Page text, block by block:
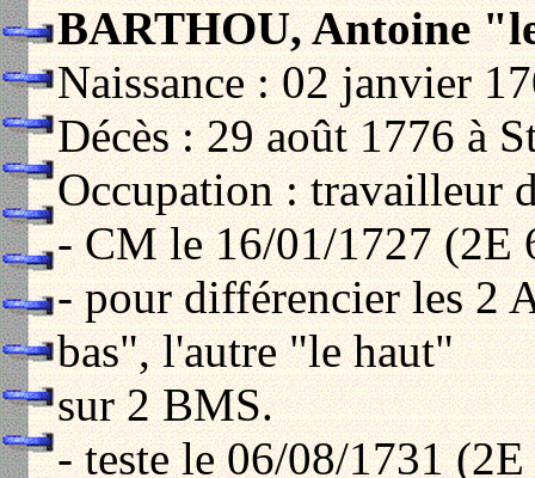
BARTHOU, Antoine
Naissance : 02 janvier
Décès : 29 août 1776 à
Occupation : travailleur
- CM le 16/01/1727 (2E
- pour différencier les 2
bas", l'autre "le haut"
sur 2 BMS.
- teste le 06/08/1731